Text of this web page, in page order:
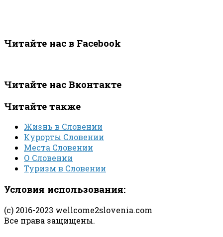
Читайте нас в Facebook
Читайте нас Вконтакте
Читайте также
Жизнь в Словении
Курорты Словении
Места Словении
О Словении
Туризм в Словении
Условия использования:
(с) 2016-2023 wellcome2slovenia.com
Все права защищены.